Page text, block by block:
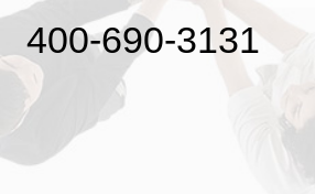
400-690-3131